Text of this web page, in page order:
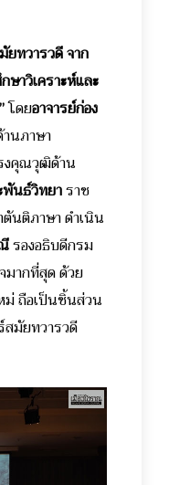
ยทวารวดี จาก
าวิเคราะห์และ
โดยอาจารย์ก่อง
นภาษา
งคุณวุฒิด้าน
นธ์วิทยาราช
นติภาษา ดำเนิน
รองอธิบดีกรม
ากที่สุด ด้วย
ม่ ถือเป็นชิ้นส่วน
มัยทวารวดี